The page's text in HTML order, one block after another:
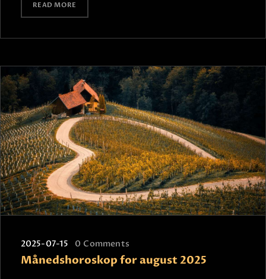
READ MORE
2025-07-15 0 Comments
Månedshoroskop for august 2025